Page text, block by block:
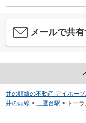
メールで共
井の頭線の不動産 アイホー
井の頭線 > 三鷹台駅 > トー